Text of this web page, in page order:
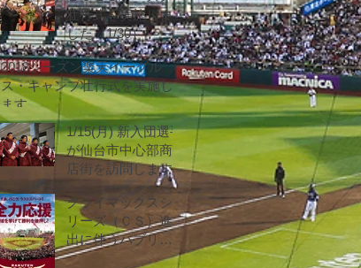
壮行式を実施しま
した（1/30）
2018シーズン楽天イーグル
ス・キャンプ壮行式を実施し
ます。
1/15(月) 新入団選手
が仙台市中心部商
店街を訪問します
クライマックスシ
リーズ（ＣＳ）進
出に伴うパブリッ
クビューイング開